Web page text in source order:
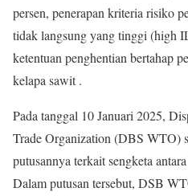
persen, penerapan kriteria risiko
tidak langsung yang tinggi (high
ketentuan penghentian bertahap
kelapa sawit .
Pada tanggal 10 Januari 2025,
Trade Organization (DBS WTO)
putusannya terkait sengketa
Dalam putusan tersebut, DSB